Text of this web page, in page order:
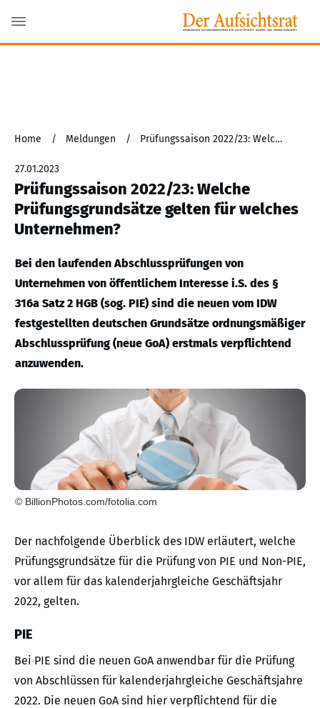
Home / Meldungen / Prüfungssaison 2022/23: Welche Prüfungsgrundsätze gelten für welches Unternehmen?
27.01.2023
Prüfungssaison 2022/23: Welche
Prüfungsgrundsätze gelten für welches
Unternehmen?
Bei den laufenden Abschlussprüfungen von
Unternehmen von öffentlichem Interesse i.S. des §
316a Satz 2 HGB (sog. PIE) sind die neuen vom IDW
festgestellten deutschen Grundsätze ordnungsmäßiger
Abschlussprüfung (neue GoA) erstmals verpflichtend
anzuwenden.
© BillionPhotos.com/fotolia.com
Der nachfolgende Überblick des IDW erläutert, welche
Prüfungsgrundsätze für die Prüfung von PIE und Non-PIE,
vor allem für das kalenderjahrgleiche Geschäftsjahr
2022, gelten.
PIE
Bei PIE sind die neuen GoA anwendbar für die Prüfung
von Abschlüssen für kalenderjahrgleiche Geschäftsjahre
2022. Die neuen GoA sind hier verpflichtend für die